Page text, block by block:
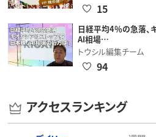
15
日経平均4％の急落、
AI相場…
トウシル編集チーム
94
アクセスランキング